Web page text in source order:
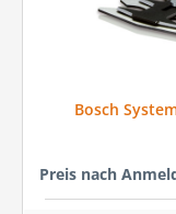
Bosch
Preis nach